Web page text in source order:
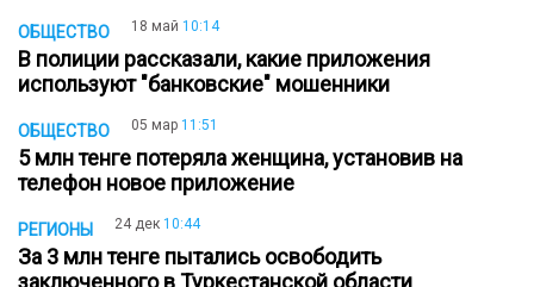
ОБЩЕСТВО 18 май 10:14
В полиции рассказали, какие приложения
используют "банковские" мошенники
ОБЩЕСТВО 05 мар 11:51
5 млн тенге потеряла женщина, установив на
телефон новое приложение
РЕГИОНЫ 24 дек 10:44
За 3 млн тенге пытались освободить
заключенного в Туркестанской области